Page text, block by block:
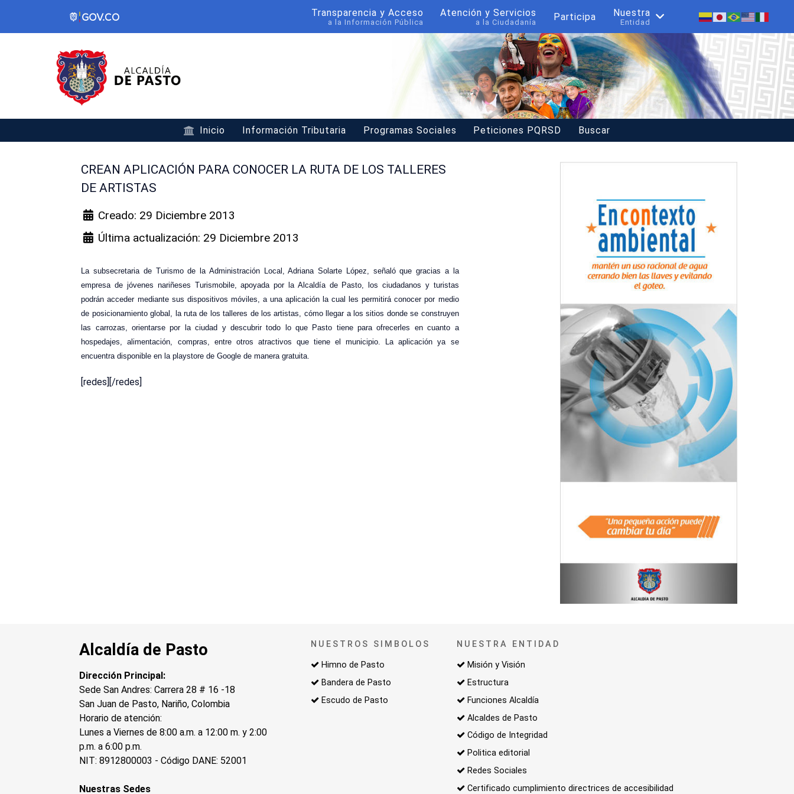
Transparencia y Acceso
a la Información Pública
Atención y Servicios
a la Ciudadanía Participa Nuestra
Entidad
Inicio Información Tributaria Programas Sociales Peticiones PQRSD Buscar
CREAN APLICACIÓN PARA CONOCER LA RUTA DE LOS TALLERES
DE ARTISTAS
Creado: 29 Diciembre 2013
Última actualización: 29 Diciembre 2013
La subsecretaria de Turismo de la Administración Local, Adriana Solarte López, señaló que gracias a la
empresa de jóvenes nariñeses Turismobile, apoyada por la Alcaldía de Pasto, los ciudadanos y turistas
podrán acceder mediante sus dispositivos móviles, a una aplicación la cual les permitirá conocer por medio
de posicionamiento global, la ruta de los talleres de los artistas, cómo llegar a los sitios donde se construyen
las carrozas, orientarse por la ciudad y descubrir todo lo que Pasto tiene para ofrecerles en cuanto a
hospedajes, alimentación, compras, entre otros atractivos que tiene el municipio. La aplicación ya se
encuentra disponible en la playstore de Google de manera gratuita.
[redes][/redes]
Alcaldía de Pasto
Dirección Principal:
Sede San Andres: Carrera 28 # 16 -18
San Juan de Pasto, Nariño, Colombia
Horario de atención:
Lunes a Viernes de 8:00 a.m. a 12:00 m. y 2:00
p.m. a 6:00 p.m.
NIT: 8912800003 - Código DANE: 52001
Nuestras Sedes
NUESTROS SIMBOLOS
Himno de Pasto
Bandera de Pasto
Escudo de Pasto
NUESTRA ENTIDAD
Misión y Visión
Estructura
Funciones Alcaldía
Alcaldes de Pasto
Código de Integridad
Politica editorial
Redes Sociales
Certificado cumplimiento directrices de accesibilidad